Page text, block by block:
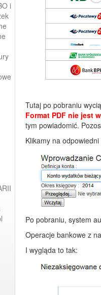
Tutaj po pobraniu
Format PDF nie jest
tym powiadomić.
Klikamy na
Po pobraniu, system
Operacje bankowe z
I wygląda to tak:
i